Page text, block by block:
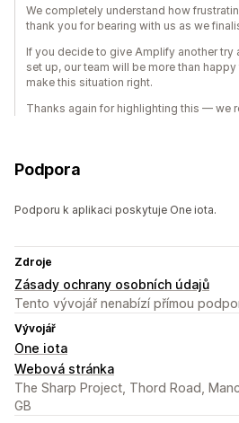
We completely understand how
thank you for bearing with us as we
If you decide to give Amplify another try
set up, our team will be more than
make this situation right.
Thanks again for highlighting this — we
Podpora
Podporu k aplikaci poskytuje One iota.
Zdroje
Zásady ochrany osobních údajů
Tento vývojář nenabízí přímou
Vývojář
One iota
Webová stránka
The Sharp Project, Thord Road,
GB